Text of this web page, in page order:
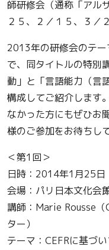
師研修会（通称「アル
２５、２／１５、３／
2013年の研修会のテー
で、同タイトルの特別
動」と「言語能力（言
構成してご紹介します
なかった方にもぜひお
様のご参加をお待ちし
＜第1回＞
日時：2014年1月25
会場：パリ日本文化
講師：Marie Rousse（
ター）
テーマ：CEFRに基づ